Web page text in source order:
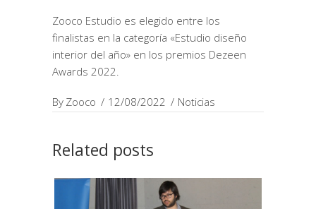
Zooco Estudio es elegido entre los
finalistas en la categoría «Estudio diseño
interior del año» en los premios Dezeen
Awards 2022.
By Zooco 12/08/2022 Noticias
Related posts